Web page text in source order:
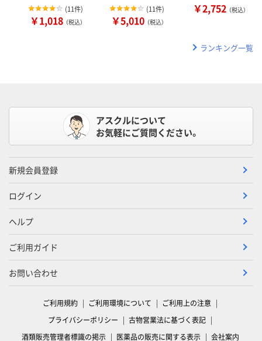
(11件)
￥1,018 （税込）
(11件)
￥5,010 （税込）
￥2,752 （税込）
ランキング一覧
アスクルについて
お気軽にご質問ください。
新規会員登録
ログイン
ヘルプ
ご利用ガイド
お問い合わせ
ご利用規約 ご利用環境について
ご利用上の注意
プライバシーポリシー
古物営業法に基づく表記
酒類販売管理者標識の掲示
医薬品の販売に関する表示 会社案内